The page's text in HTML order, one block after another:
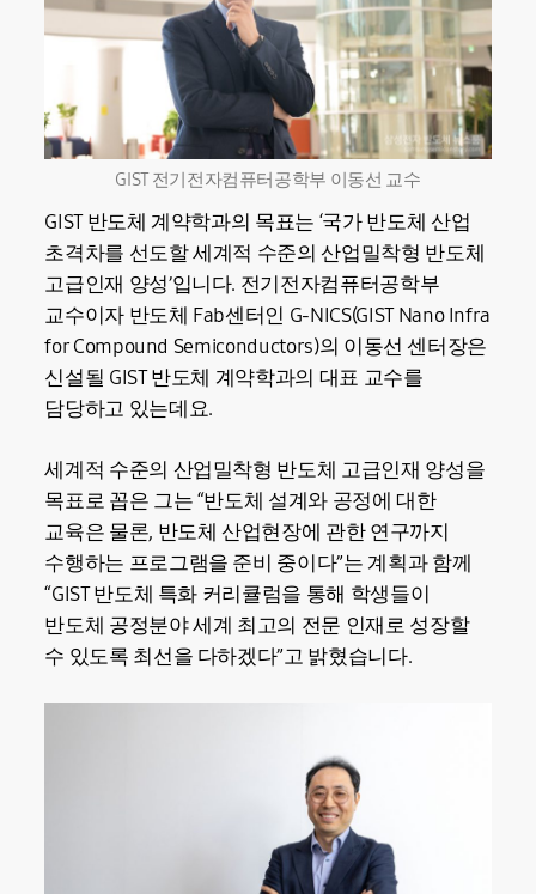
GIST 전기전자컴퓨터공학부 이동선 교수
GIST 반도체 계약학과의 목표는 ‘국가 반도체 산업
초격차를 선도할 세계적 수준의 산업밀착형 반도체
고급인재 양성’입니다. 전기전자컴퓨터공학부
교수이자 반도체 Fab센터인 G-NICS(GIST Nano Infra
for Compound Semiconductors)의 이동선 센터장은
신설될 GIST 반도체 계약학과의 대표 교수를
담당하고 있는데요.
세계적 수준의 산업밀착형 반도체 고급인재 양성을
목표로 꼽은 그는 “반도체 설계와 공정에 대한
교육은 물론, 반도체 산업현장에 관한 연구까지
수행하는 프로그램을 준비 중이다”는 계획과 함께
“GIST 반도체 특화 커리큘럼을 통해 학생들이
반도체 공정분야 세계 최고의 전문 인재로 성장할
수 있도록 최선을 다하겠다”고 밝혔습니다.